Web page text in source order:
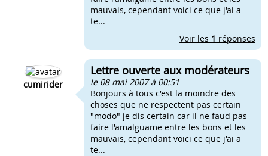
mauvais, cependant voici ce que j'ai a
te...
Voir les 1 réponses
cumirider
Lettre ouverte aux modérateurs
le 08 mai 2007 à 00:51
Bonjours à tous c'est la moindre des
choses que ne respectent pas certain
"modo" je dis certain car il ne faud pas
faire l'amalguame entre les bons et les
mauvais, cependant voici ce que j'ai a
te...